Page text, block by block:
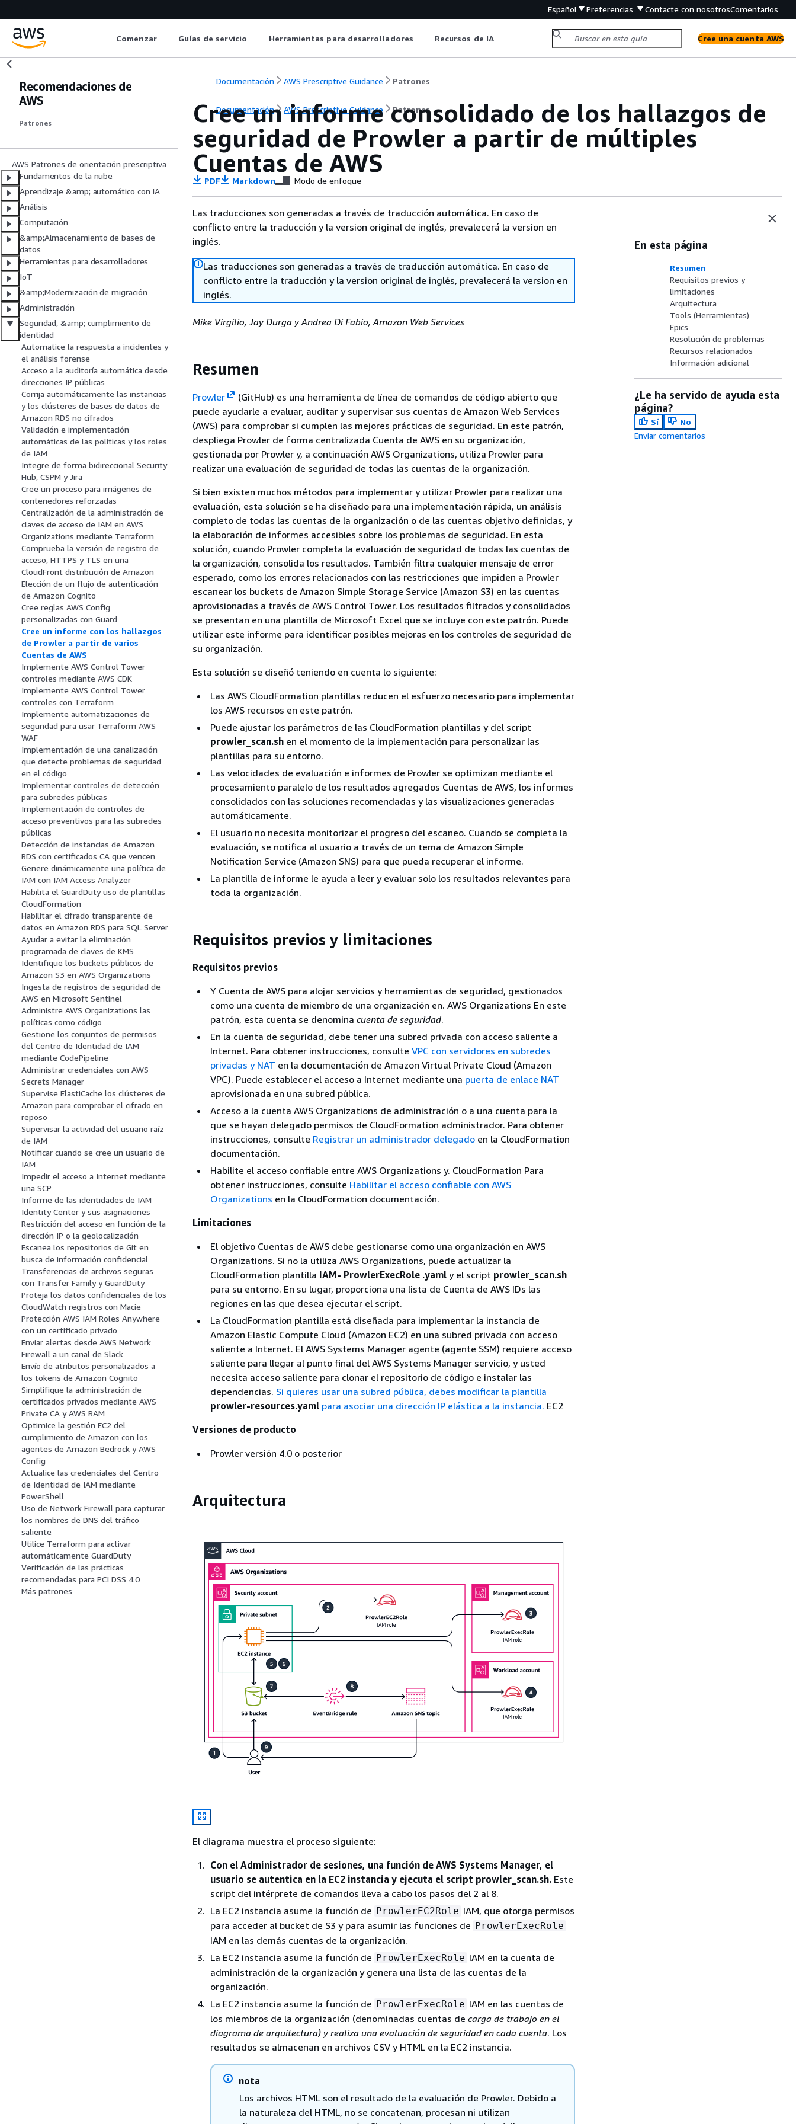
Español Preferencias Contacte con nosotrosComentarios
Comenzar Guías de servicio Herramientas para desarrolladores Recursos de IA Cree una cuenta AWS
Recomendaciones de
AWS
Patrones
AWS Patrones de orientación prescriptiva
Fundamentos de la nube
Aprendizaje &amp; automático con IA
Análisis
Computación
&amp;Almacenamiento de bases de
datos
Herramientas para desarrolladores
IoT
&amp;Modernización de migración
Administración
Seguridad, &amp; cumplimiento de
identidad
Automatice la respuesta a incidentes y
el análisis forense
Acceso a la auditoría automática desde
direcciones IP públicas
Corrija automáticamente las instancias
y los clústeres de bases de datos de
Amazon RDS no cifrados
Validación e implementación
automáticas de las políticas y los roles
de IAM
Integre de forma bidireccional Security
Hub, CSPM y Jira
Cree un proceso para imágenes de
contenedores reforzadas
Centralización de la administración de
claves de acceso de IAM en AWS
Organizations mediante Terraform
Comprueba la versión de registro de
acceso, HTTPS y TLS en una
CloudFront distribución de Amazon
Elección de un flujo de autenticación
de Amazon Cognito
Cree reglas AWS Config
personalizadas con Guard
Cree un informe con los hallazgos
de Prowler a partir de varios
Cuentas de AWS
Implemente AWS Control Tower
controles mediante AWS CDK
Implemente AWS Control Tower
controles con Terraform
Implemente automatizaciones de
seguridad para usar Terraform AWS
WAF
Implementación de una canalización
que detecte problemas de seguridad
en el código
Implementar controles de detección
para subredes públicas
Implementación de controles de
acceso preventivos para las subredes
públicas
Detección de instancias de Amazon
RDS con certificados CA que vencen
Genere dinámicamente una política de
IAM con IAM Access Analyzer
Habilita el GuardDuty uso de plantillas
CloudFormation
Habilitar el cifrado transparente de
datos en Amazon RDS para SQL Server
Ayudar a evitar la eliminación
programada de claves de KMS
Identifique los buckets públicos de
Amazon S3 en AWS Organizations
Ingesta de registros de seguridad de
AWS en Microsoft Sentinel
Administre AWS Organizations las
políticas como código
Gestione los conjuntos de permisos
del Centro de Identidad de IAM
mediante CodePipeline
Administrar credenciales con AWS
Secrets Manager
Supervise ElastiCache los clústeres de
Amazon para comprobar el cifrado en
reposo
Supervisar la actividad del usuario raíz
de IAM
Notificar cuando se cree un usuario de
IAM
Impedir el acceso a Internet mediante
una SCP
Informe de las identidades de IAM
Identity Center y sus asignaciones
Restricción del acceso en función de la
dirección IP o la geolocalización
Escanea los repositorios de Git en
busca de información confidencial
Transferencias de archivos seguras
con Transfer Family y GuardDuty
Proteja los datos confidenciales de los
CloudWatch registros con Macie
Protección AWS IAM Roles Anywhere
con un certificado privado
Enviar alertas desde AWS Network
Firewall a un canal de Slack
Envío de atributos personalizados a
los tokens de Amazon Cognito
Simplifique la administración de
certificados privados mediante AWS
Private CA y AWS RAM
Optimice la gestión EC2 del
cumplimiento de Amazon con los
agentes de Amazon Bedrock y AWS
Config
Actualice las credenciales del Centro
de Identidad de IAM mediante
PowerShell
Uso de Network Firewall para capturar
los nombres de DNS del tráfico
saliente
Utilice Terraform para activar
automáticamente GuardDuty
Verificación de las prácticas
recomendadas para PCI DSS 4.0
Más patrones
Documentación AWS Prescriptive Guidance Patrones
Documentación AWS Prescriptive Guidance Patrones
Cree un informe consolidado de los hallazgos de
seguridad de Prowler a partir de múltiples
Cuentas de AWS
PDF Markdown Modo de enfoque
Las traducciones son generadas a través de traducción automática. En caso de
conflicto entre la traducción y la version original de inglés, prevalecerá la version en
inglés.
Las traducciones son generadas a través de traducción automática. En caso de
conflicto entre la traducción y la version original de inglés, prevalecerá la version en
inglés.
Mike Virgilio, Jay Durga y Andrea Di Fabio, Amazon Web Services
Resumen
Prowler
(GitHub) es una herramienta de línea de comandos de código abierto que
puede ayudarle a evaluar, auditar y supervisar sus cuentas de Amazon Web Services
(AWS) para comprobar si cumplen las mejores prácticas de seguridad. En este patrón,
despliega Prowler de forma centralizada Cuenta de AWS en su organización,
gestionada por Prowler y, a continuación AWS Organizations, utiliza Prowler para
realizar una evaluación de seguridad de todas las cuentas de la organización.
Si bien existen muchos métodos para implementar y utilizar Prowler para realizar una
evaluación, esta solución se ha diseñado para una implementación rápida, un análisis
completo de todas las cuentas de la organización o de las cuentas objetivo definidas, y
la elaboración de informes accesibles sobre los problemas de seguridad. En esta
solución, cuando Prowler completa la evaluación de seguridad de todas las cuentas de
la organización, consolida los resultados. También filtra cualquier mensaje de error
esperado, como los errores relacionados con las restricciones que impiden a Prowler
escanear los buckets de Amazon Simple Storage Service (Amazon S3) en las cuentas
aprovisionadas a través de AWS Control Tower. Los resultados filtrados y consolidados
se presentan en una plantilla de Microsoft Excel que se incluye con este patrón. Puede
utilizar este informe para identificar posibles mejoras en los controles de seguridad de
su organización.
Esta solución se diseñó teniendo en cuenta lo siguiente:
Las AWS CloudFormation plantillas reducen el esfuerzo necesario para implementar
los AWS recursos en este patrón.
Puede ajustar los parámetros de las CloudFormation plantillas y del script
prowler_scan.sh en el momento de la implementación para personalizar las
plantillas para su entorno.
Las velocidades de evaluación e informes de Prowler se optimizan mediante el
procesamiento paralelo de los resultados agregados Cuentas de AWS, los informes
consolidados con las soluciones recomendadas y las visualizaciones generadas
automáticamente.
El usuario no necesita monitorizar el progreso del escaneo. Cuando se completa la
evaluación, se notifica al usuario a través de un tema de Amazon Simple
Notification Service (Amazon SNS) para que pueda recuperar el informe.
La plantilla de informe le ayuda a leer y evaluar solo los resultados relevantes para
toda la organización.
Requisitos previos y limitaciones
Requisitos previos
Y Cuenta de AWS para alojar servicios y herramientas de seguridad, gestionados
como una cuenta de miembro de una organización en. AWS Organizations En este
patrón, esta cuenta se denomina cuenta de seguridad.
En la cuenta de seguridad, debe tener una subred privada con acceso saliente a
Internet. Para obtener instrucciones, consulte VPC con servidores en subredes
privadas y NAT en la documentación de Amazon Virtual Private Cloud (Amazon
VPC). Puede establecer el acceso a Internet mediante una puerta de enlace NAT
aprovisionada en una subred pública.
Acceso a la cuenta AWS Organizations de administración o a una cuenta para la
que se hayan delegado permisos de CloudFormation administrador. Para obtener
instrucciones, consulte Registrar un administrador delegado en la CloudFormation
documentación.
Habilite el acceso confiable entre AWS Organizations y. CloudFormation Para
obtener instrucciones, consulte Habilitar el acceso confiable con AWS
Organizations en la CloudFormation documentación.
Limitaciones
El objetivo Cuentas de AWS debe gestionarse como una organización en AWS
Organizations. Si no la utiliza AWS Organizations, puede actualizar la
CloudFormation plantilla IAM- ProwlerExecRole .yaml y el script prowler_scan.sh
para su entorno. En su lugar, proporciona una lista de Cuenta de AWS IDs las
regiones en las que desea ejecutar el script.
La CloudFormation plantilla está diseñada para implementar la instancia de
Amazon Elastic Compute Cloud (Amazon EC2) en una subred privada con acceso
saliente a Internet. El AWS Systems Manager agente (agente SSM) requiere acceso
saliente para llegar al punto final del AWS Systems Manager servicio, y usted
necesita acceso saliente para clonar el repositorio de código e instalar las
dependencias. Si quieres usar una subred pública, debes modificar la plantilla
prowler-resources.yaml para asociar una dirección IP elástica a la instancia. EC2
Versiones de producto
Prowler versión 4.0 o posterior
Arquitectura
El diagrama muestra el proceso siguiente:
Con el Administrador de sesiones, una función de AWS Systems Manager, el
usuario se autentica en la EC2 instancia y ejecuta el script prowler_scan.sh. Este
script del intérprete de comandos lleva a cabo los pasos del 2 al 8.
La EC2 instancia asume la función de ProwlerEC2Role IAM, que otorga permisos
para acceder al bucket de S3 y para asumir las funciones de ProwlerExecRole
IAM en las demás cuentas de la organización.
La EC2 instancia asume la función de ProwlerExecRole IAM en la cuenta de
administración de la organización y genera una lista de las cuentas de la
organización.
La EC2 instancia asume la función de ProwlerExecRole IAM en las cuentas de
los miembros de la organización (denominadas cuentas de carga de trabajo en el
diagrama de arquitectura) y realiza una evaluación de seguridad en cada cuenta. Los
resultados se almacenan en archivos CSV y HTML en la EC2 instancia.
nota
Los archivos HTML son el resultado de la evaluación de Prowler. Debido a
la naturaleza del HTML, no se concatenan, procesan ni utilizan
En esta página
Resumen
Requisitos previos y
limitaciones
Arquitectura
Tools (Herramientas)
Epics
Resolución de problemas
Recursos relacionados
Información adicional
¿Le ha servido de ayuda esta
página?
Sí
No
Enviar comentarios